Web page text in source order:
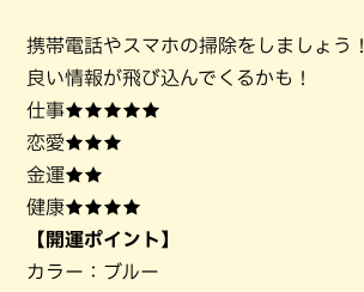
携帯電話やスマホの掃除をしましょう！
良い情報が飛び込んでくるかも！
仕事★★★★★
恋愛★★★
金運★★
健康★★★★
【開運ポイント】
カラー：ブルー